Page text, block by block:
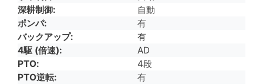
深耕制御
自動
ポンパ
有
バックアップ
有
4駆 (倍速)
AD
PTO
4段
PTO逆転
有